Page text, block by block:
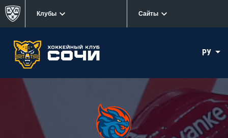
Клубы Сайты
РУ